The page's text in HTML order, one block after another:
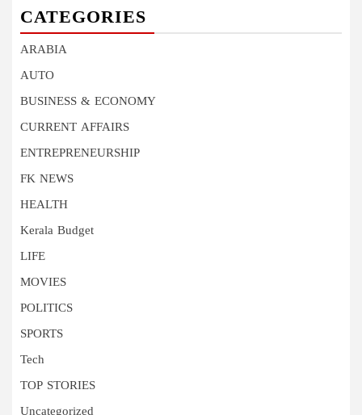
CATEGORIES
ARABIA
AUTO
BUSINESS & ECONOMY
CURRENT AFFAIRS
ENTREPRENEURSHIP
FK NEWS
HEALTH
Kerala Budget
LIFE
MOVIES
POLITICS
SPORTS
Tech
TOP STORIES
Uncategorized